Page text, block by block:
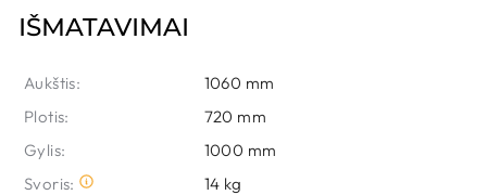
IŠMATAVIMAI
Aukštis:
1060 mm
Plotis:
720 mm
Gylis:
1000 mm
Svoris:
14 kg